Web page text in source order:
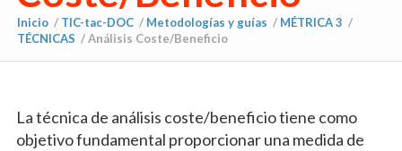
Inicio / TIC-tac-DOC / Metodologías y guías / MÉTRICA 3 /
TÉCNICAS /Análisis Coste/Beneficio
La técnica de análisis coste/beneficio tiene como
objetivo fundamental proporcionar una medida de